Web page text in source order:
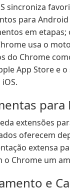
sincroniza
para
em
usa o
do Chrome
App Store e
extensões
oferecem
extensa
o Chrome um
e